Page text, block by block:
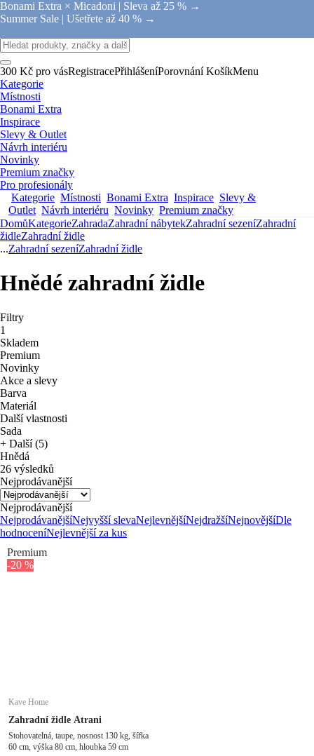
Bonami Extra × Micadoni | Sleva až 25 % →
Summer Sale | Ušetřete až 40 % →
300 Kč pro vásRegistracePřihlášeníPorovnání KošíkMenu
Kategorie
Místnosti
Bonami Extra
Inspirace
Slevy & Outlet
Návrh interiéru
Novinky
Premium značky
Pro profesionály
Kategorie Místnosti Bonami Extra Inspirace Slevy &
Outlet Návrh interiéru Novinky Premium značky
DomůKategorieZahradaZahradní nábytekZahradní sezeníZahradní
židleZahradní židle
...Zahradní sezeníZahradní židle
Hnědé zahradní židle
Filtry
1
Skladem
Premium
Novinky
Akce a slevy
Barva
Materiál
Další vlastnosti
Sada
+ Další (5)
Hnědá
26 výsledků
Nejprodávanější
Nejprodávanější
NejprodávanějšíNejvyšší slevaNejlevnějšíNejdražšíNejnovějšíDle
hodnoceníNejlevnější za kus
Premium
-20 %
Kave Home
Zahradní židle Atrani
Stohovatelná, taupe, nosnost 130 kg, šířka
60 cm, výška 80 cm, hloubka 59 cm